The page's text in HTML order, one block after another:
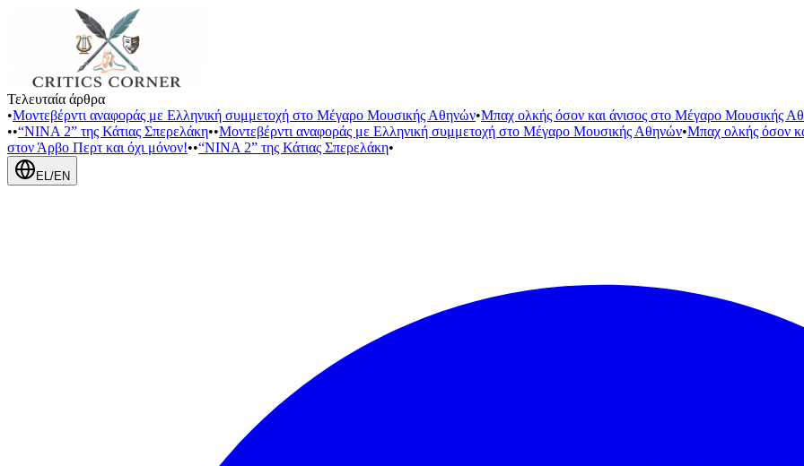
Τελευταία άρθρα
•Μοντεβέρντι αναφοράς με Ελληνική συμμετοχή στο Μέγαρο Μουσικής Αθηνών•Μπαχ ολκής όσον και άνισος στο Μέγαρο Μουσικής
••“NINA 2” της Κάτιας Σπερελάκη••Μοντεβέρντι αναφοράς με Ελληνική συμμετοχή στο Μέγαρο Μουσικής Αθηνών•Μπαχ ολκής όσον
στον Άρβο Περτ και όχι μόνον!••“NINA 2” της Κάτιας Σπερελάκη•
EL/EN